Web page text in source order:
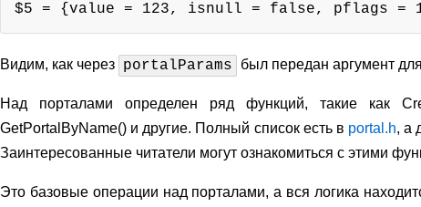
$5 = {value = 123, isnull = false, pflags =
Видим, как через portalParams был передан аргумент для
Над порталами определен ряд функций, такие как
GetPortalByName() и другие. Полный список есть в portal.h, а
Заинтересованные читатели могут ознакомиться с этими
Это базовые операции над порталами, а вся логика